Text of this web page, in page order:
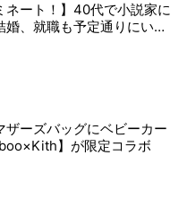
ネート！】40代で小説家に
婚、就職も予定通りにいか
朝倉かすみさん
ーズバッグにベビーカー
】が限定コラボ